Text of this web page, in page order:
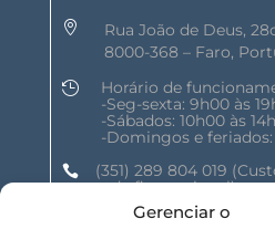
Gerenciar o

Rua João de Deus,
8000-368 – Faro,

Horário de
-Seg-sexta: 9h00 às
-Sábados: 10h00 às
-Domingos e
 (351) 289 804 019
rede fixa nacional)